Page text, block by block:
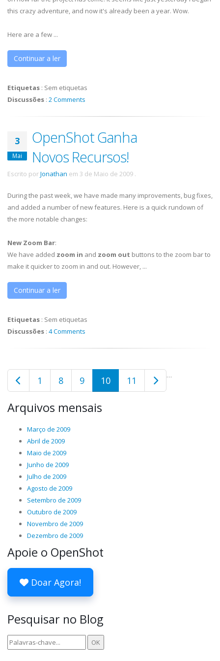
this crazy adventure, and now it's already been a year. Wow.
Here are a few ...
Continuar a ler
Etiquetas : Sem etiquetas
Discussões : 2 Comments
3
Mai
OpenShot Ganha
Novos Recursos!
Escrito porJonathan em 3 de Maio de 2009 .
During the past week, we have made many improvements, bug fixes,
and added a number of new features. Here is a quick rundown of
the more notable changes:
New Zoom Bar:
We have added zoom in and zoom out buttons to the zoom bar to
make it quicker to zoom in and out. However, ...
Continuar a ler
Etiquetas : Sem etiquetas
Discussões : 4 Comments
1 …
8 9 10 11
Arquivos mensais
Março de 2009
Abril de 2009
Maio de 2009
Junho de 2009
Julho de 2009
Agosto de 2009
Setembro de 2009
Outubro de 2009
Novembro de 2009
Dezembro de 2009
Apoie o OpenShot
Doar Agora!
Pesquisar no Blog